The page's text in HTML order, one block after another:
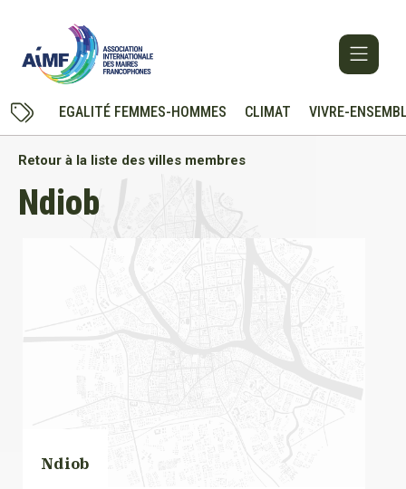
EGALITÉ FEMMES-HOMMES CLIMAT VIVRE-
Retour à la liste des villes membres
Ndiob
Ndiob